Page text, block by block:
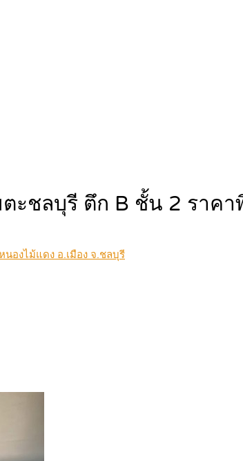
ะชลบุรี ตึก B ชั้น 2 ราคา
องไม้แดง อ.เมือง จ.ชลบุรี